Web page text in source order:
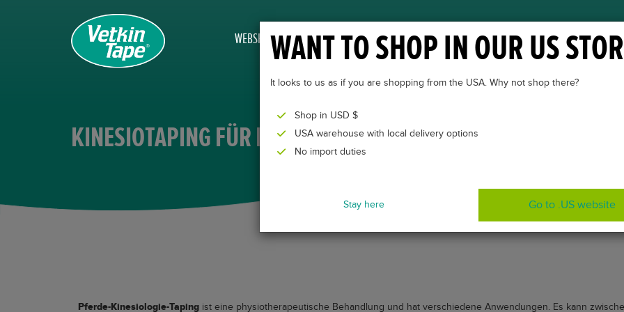
WEBSHOP ÜBER VETKINTAPE® CASES VETKINTAPE®
KINESIOTAPING FÜR PFERDE
Pferde-Kinesiologie-Taping ist eine physiotherapeutische Behandlung und hat verschiedene Anwendungen. Es kann
WANT TO SHOP IN OUR US
It looks to us as if you are shopping from the USA. Why not shop there?
Shop in USD $
USA warehouse with local delivery options
No import duties
Stay here Go to .US website